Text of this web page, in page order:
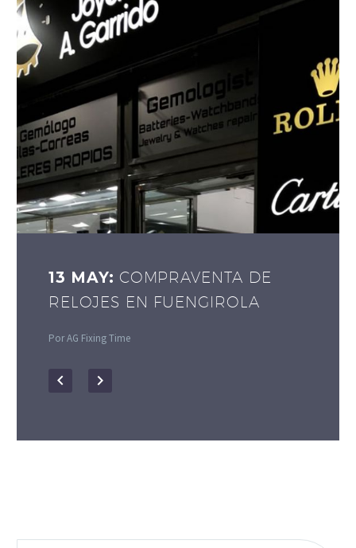
13 MAY: COMPRAVENTA DE
RELOJES EN FUENGIROLA
Por AG Fixing Time